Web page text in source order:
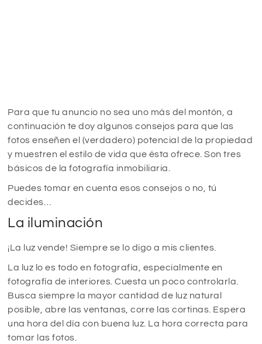
Para que tu anuncio no sea uno más del montón, a
continuación te doy algunos consejos para que las
fotos enseñen el (verdadero) potencial de la propiedad
y muestren el estilo de vida que ésta ofrece. Son tres
básicos de la fotografía inmobiliaria.
Puedes tomar en cuenta esos consejos o no, tú
decides…
La iluminación
¡La luz vende! Siempre se lo digo a mis clientes.
La luz lo es todo en fotografía, especialmente en
fotografía de interiores. Cuesta un poco controlarla.
Busca siempre la mayor cantidad de luz natural
posible, abre las ventanas, corre las cortinas. Espera
una hora del día con buena luz. La hora correcta para
tomar las fotos.